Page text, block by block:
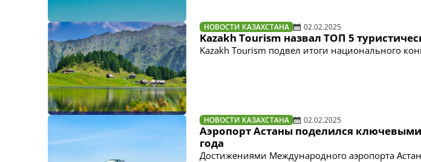
НОВОСТИ КАЗАХСТАНА 02.02.2025
Kazakh Tourism назвал ТОП 5
Kazakh Tourism подвел итоги национального
НОВОСТИ КАЗАХСТАНА 02.02.2025
Аэропорт Астаны поделился
года
Достижениями Международного аэропорта